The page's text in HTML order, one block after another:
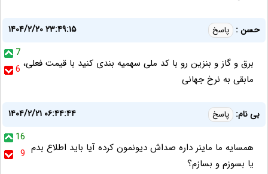
حسن : پاسخ
۱۴۰۴/۲/۲۰ ۲۳:۴۹:۱۵
7
6 برق و گاز و بنزین رو با کد ملی سهمیه بندی کنید با قیمت فعلی،
مابقی به نرخ جهانی
بی نام: پاسخ
۱۴۰۴/۲/۲۱ ۰۶:۴۴:۴۴
16
9 همسایه ما ماینر داره صداش دیونمون کرده آیا باید اطلاع بدم
یا بسوزم و بسازم؟